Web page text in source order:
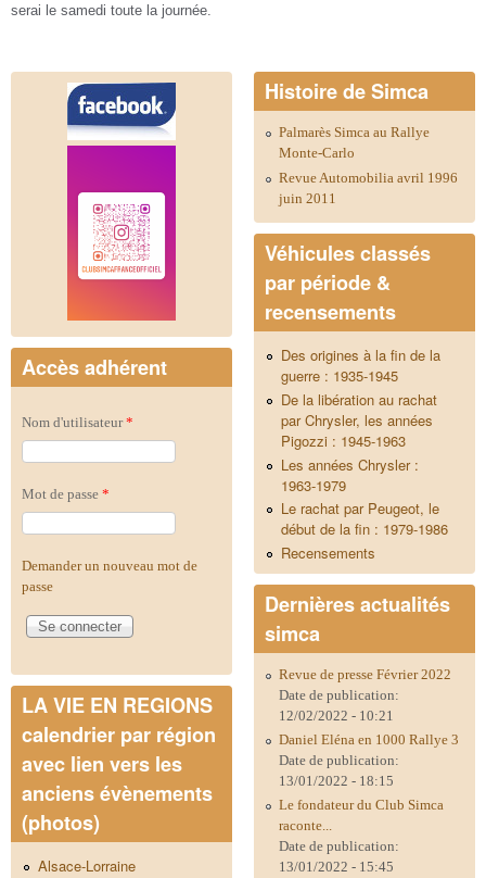
serai le samedi toute la journée.
Accès adhérent
Nom d'utilisateur*
Mot de passe *
Demander un nouveau mot de
passe
LA VIE EN REGIONS
calendrier par région
avec lien vers les
anciens évènements
(photos)
Alsace-Lorraine
Histoire de Simca
Palmarès Simca au Rallye
Monte-Carlo
Revue Automobilia avril 1996
juin 2011
Véhicules classés
par période &
recensements
Des origines à la fin de la
guerre : 1935-1945
De la libération au rachat
par Chrysler, les années
Pigozzi : 1945-1963
Les années Chrysler :
1963-1979
Le rachat par Peugeot, le
début de la fin : 1979-1986
Recensements
Dernières actualités
simca
Revue de presse Février 2022
Date de publication:
12/02/2022 - 10:21
Daniel Eléna en 1000 Rallye 3
Date de publication:
13/01/2022 - 18:15
Le fondateur du Club Simca
raconte...
Date de publication:
13/01/2022 - 15:45